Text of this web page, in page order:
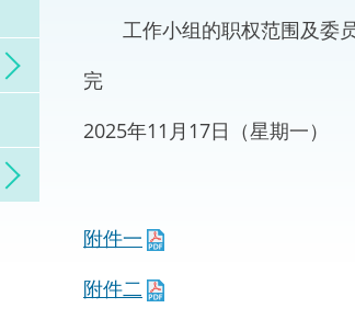
促成交易和争议解决服务中心
工作小组的职权范围及委员
完
2025年11月17日（星期一）
附件一
附件二